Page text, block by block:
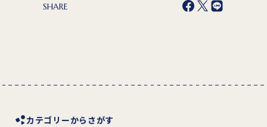
SHARE
カテゴリーからさがす